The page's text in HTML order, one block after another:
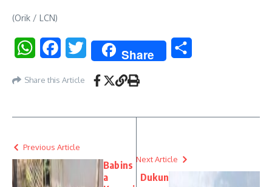
(Orik / LCN)
WhatsAppFacebookTwitter Share
Share this Article
Previous Article
Babins
a
Next Article
Dukun